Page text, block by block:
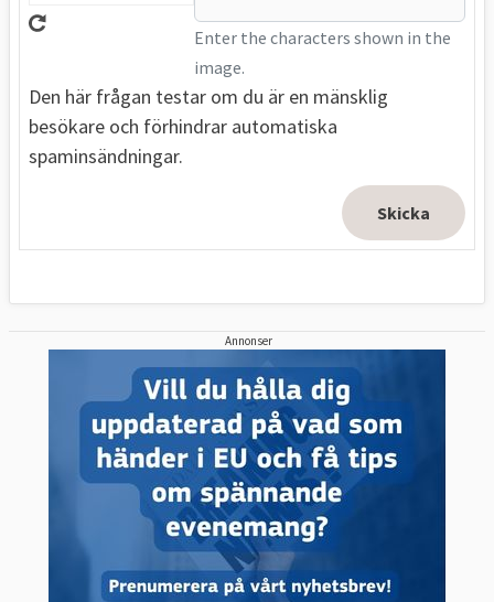
Enter the characters shown in the
image.
Den här frågan testar om du är en mänsklig
besökare och förhindrar automatiska
spaminsändningar.
Annonser